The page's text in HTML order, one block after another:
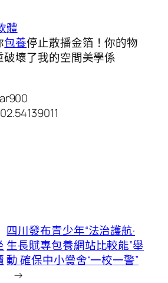
體
包養停止散播金箔！你的物
壞了我的空間美學係
四川發布青少年“法治護航·
生長賦專包養網站比較能”舉
動 確保中小黌舍“一校一警”
→